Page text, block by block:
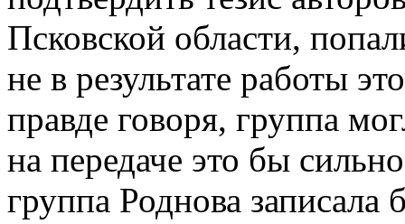
Псковской области,
не в результате работы
правде говоря, группа
на передаче это бы
группа Роднова